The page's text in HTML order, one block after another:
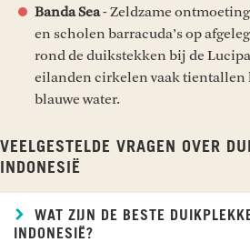
Banda Sea- Zeldzame
en scholen barracuda’s op
rond de duikstekken bij de
eilanden cirkelen vaak tientallen
blauwe water.
VEELGESTELDE VRAGEN OVER
INDONESIË
WAT ZIJN DE BESTE
INDONESIË?